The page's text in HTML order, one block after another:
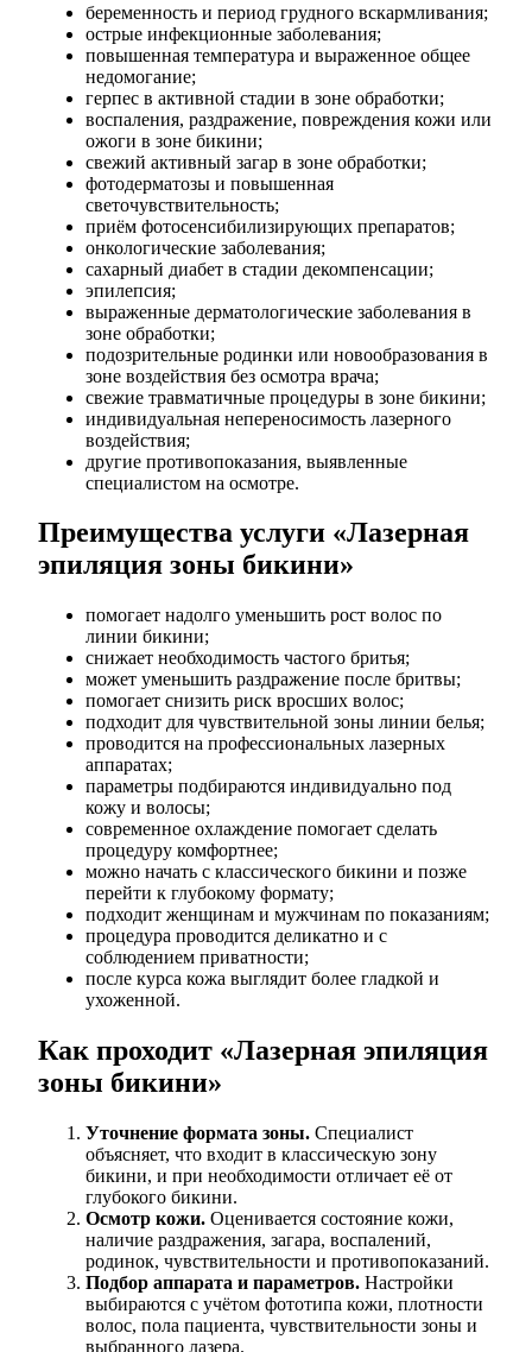
беременность и период грудного вскармливания;
острые инфекционные заболевания;
повышенная температура и выраженное общее
недомогание;
герпес в активной стадии в зоне обработки;
воспаления, раздражение, повреждения кожи или
ожоги в зоне бикини;
свежий активный загар в зоне обработки;
фотодерматозы и повышенная
светочувствительность;
приём фотосенсибилизирующих препаратов;
онкологические заболевания;
сахарный диабет в стадии декомпенсации;
эпилепсия;
выраженные дерматологические заболевания в
зоне обработки;
подозрительные родинки или новообразования в
зоне воздействия без осмотра врача;
свежие травматичные процедуры в зоне бикини;
индивидуальная непереносимость лазерного
воздействия;
другие противопоказания, выявленные
специалистом на осмотре.
Преимущества услуги «Лазерная
эпиляция зоны бикини»
помогает надолго уменьшить рост волос по
линии бикини;
снижает необходимость частого бритья;
может уменьшить раздражение после бритвы;
помогает снизить риск вросших волос;
подходит для чувствительной зоны линии белья;
проводится на профессиональных лазерных
аппаратах;
параметры подбираются индивидуально под
кожу и волосы;
современное охлаждение помогает сделать
процедуру комфортнее;
можно начать с классического бикини и позже
перейти к глубокому формату;
подходит женщинам и мужчинам по показаниям;
процедура проводится деликатно и с
соблюдением приватности;
после курса кожа выглядит более гладкой и
ухоженной.
Как проходит «Лазерная эпиляция
зоны бикини»
Уточнение формата зоны. Специалист
объясняет, что входит в классическую зону
бикини, и при необходимости отличает её от
глубокого бикини.
Осмотр кожи. Оценивается состояние кожи,
наличие раздражения, загара, воспалений,
родинок, чувствительности и противопоказаний.
Подбор аппарата и параметров. Настройки
выбираются с учётом фототипа кожи, плотности
волос, пола пациента, чувствительности зоны и
выбранного лазера.